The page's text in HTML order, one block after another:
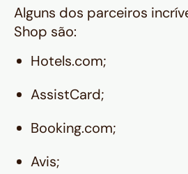
Alguns dos parceiros
Shop são:
Hotels.com;
AssistCard;
Booking.com;
Avis;